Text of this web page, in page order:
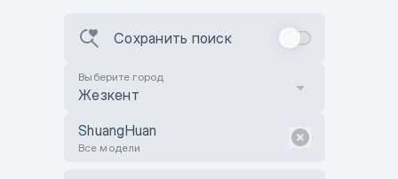
Сохранить поиск
Выберите город
Жезкент
ShuangHuan
Все модели